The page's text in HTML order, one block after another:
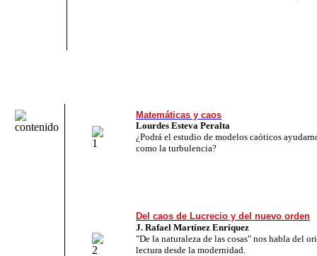
Matemáticas y caos
Lourdes Esteva Peralta
¿Podrá el estudio de modelos caóticos
como la turbulencia?
Del caos de Lucrecio y del nuevo orden
J. Rafael Martínez Enríquez
"De la naturaleza de las cosas" nos habla del
lectura desde la modernidad.